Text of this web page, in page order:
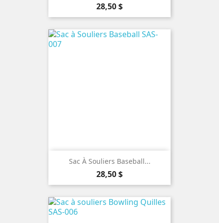
Prix
28,50 $
Sac À Souliers Baseball...
Prix
28,50 $